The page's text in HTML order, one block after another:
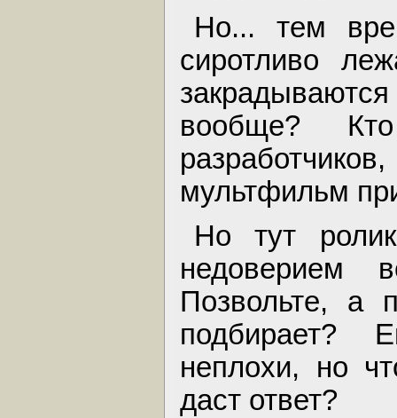
Но... тем
сиротливо
вообще?
мультфильм
Но тут
недоверием
Позвольте, а
подбирает?
неплохи, но
даст ответ?